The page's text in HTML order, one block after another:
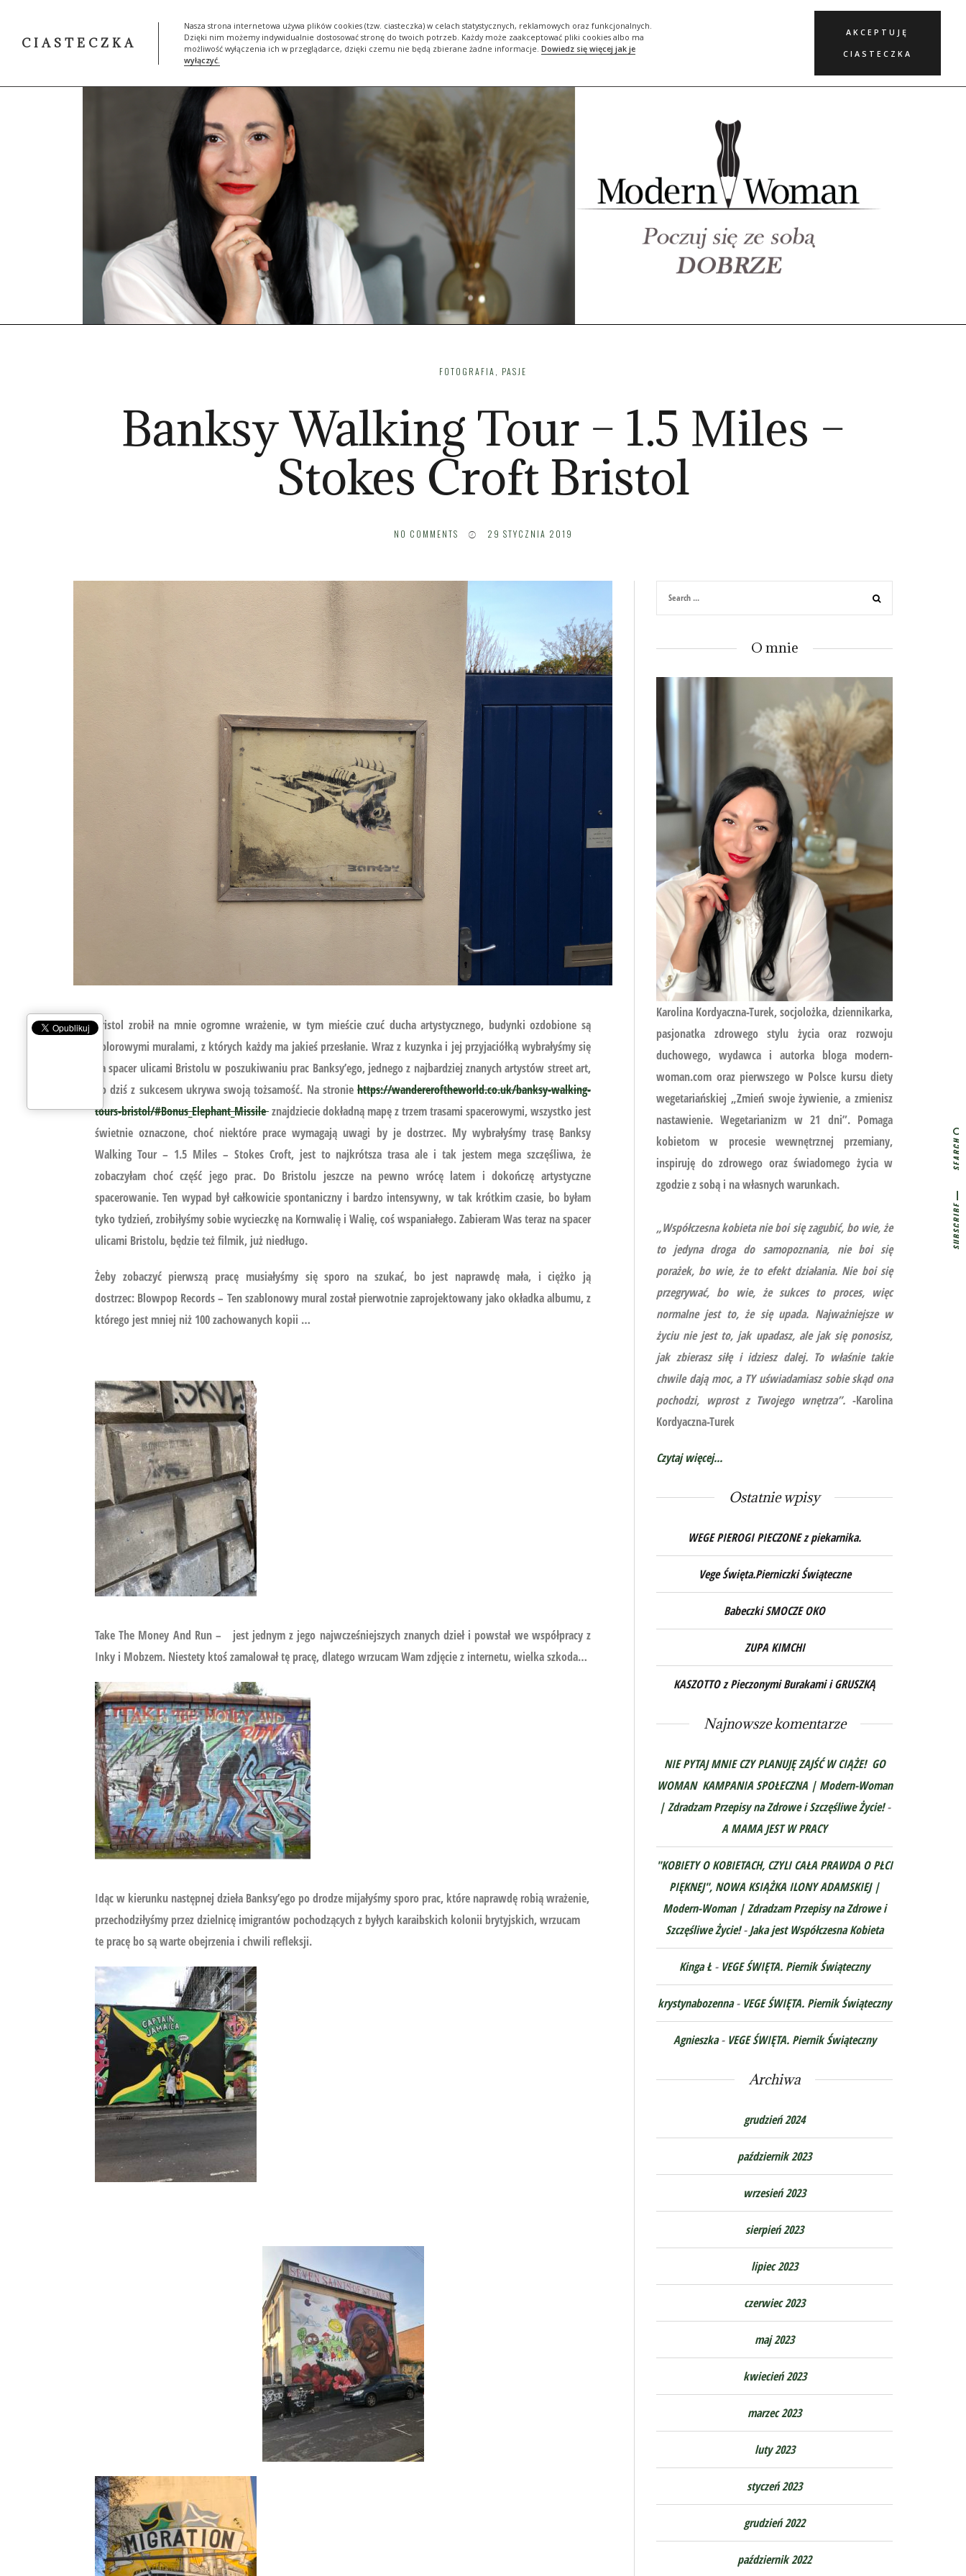
CIASTECZKA
Nasza strona internetowa używa plików cookies (tzw. ciasteczka) w celach statystycznych, reklamowych oraz funkcjonalnych.
Dzięki nim możemy indywidualnie dostosować stronę do twoich potrzeb. Każdy może zaakceptować pliki cookies albo ma
możliwość wyłączenia ich w przeglądarce, dzięki czemu nie będą zbierane żadne informacje. Dowiedz się więcej jak je
wyłączyć.
AKCEPTUJĘ
CIASTECZKA
FOTOGRAFIA , PASJE
Banksy Walking Tour – 1.5 Miles –
Stokes Croft Bristol
NO COMMENTS 29 STYCZNIA 2019
Bristol zrobił na mnie ogromne wrażenie, w tym mieście czuć ducha artystycznego, budynki ozdobione są
kolorowymi muralami, z których każdy ma jakieś przesłanie. Wraz z kuzynka i jej przyjaciółką wybrałyśmy się
na spacer ulicami Bristolu w poszukiwaniu prac Banksy’ego, jednego z najbardziej znanych artystów street art,
do dziś z sukcesem ukrywa swoją tożsamość. Na stronie https://wandereroftheworld.co.uk/banksy-walking-
tours-bristol/#Bonus_Elephant_Missileznajdziecie dokładną mapę z trzem trasami spacerowymi, wszystko jest
świetnie oznaczone, choć niektóre prace wymagają uwagi by je dostrzec. My wybrałyśmy trasę Banksy
Walking Tour – 1.5 Miles – Stokes Croft, jest to najkrótsza trasa ale i tak jestem mega szczęśliwa, że
zobaczyłam choć część jego prac. Do Bristolu jeszcze na pewno wrócę latem i dokończę artystyczne
spacerowanie. Ten wypad był całkowicie spontaniczny i bardzo intensywny, w tak krótkim czasie, bo byłam
tyko tydzień, zrobiłyśmy sobie wycieczkę na Kornwalię i Walię, coś wspaniałego. Zabieram Was teraz na spacer
ulicami Bristolu, będzie też filmik, już niedługo.
Żeby zobaczyć pierwszą pracę musiałyśmy się sporo na szukać, bo jest naprawdę mała, i ciężko ją
dostrzec: Blowpop Records – Ten szablonowy mural został pierwotnie zaprojektowany jako okładka albumu, z
którego jest mniej niż 100 zachowanych kopii …
Take The Money And Run – jest jednym z jego najwcześniejszych znanych dzieł i powstał we współpracy z
Inky i Mobzem. Niestety ktoś zamalował tę pracę, dlatego wrzucam Wam zdjęcie z internetu, wielka szkoda…
Idąc w kierunku następnej dzieła Banksy’ego po drodze mijałyśmy sporo prac, które naprawdę robią wrażenie,
przechodziłyśmy przez dzielnicę imigrantów pochodzących z byłych karaibskich kolonii brytyjskich, wrzucam
te pracę bo są warte obejrzenia i chwili refleksji.
O mnie
Karolina Kordyaczna-Turek, socjolożka, dziennikarka,
pasjonatka zdrowego stylu życia oraz rozwoju
duchowego, wydawca i autorka bloga modern-
woman.com oraz pierwszego w Polsce kursu diety
wegetariańskiej „Zmień swoje żywienie, a zmienisz
nastawienie. Wegetarianizm w 21 dni”.Pomaga
kobietom w procesie wewnętrznej przemiany,
inspiruję do zdrowego oraz świadomego życia w
zgodzie z sobą i na własnych warunkach.
„Współczesna kobieta nie boi się zagubić, bo wie, że
to jedyna droga do samopoznania, nie boi się
porażek, bo wie, że to efekt działania. Nie boi się
przegrywać, bo wie, że sukces to proces, więc
normalne jest to, że się upada. Najważniejsze w
życiu nie jest to, jak upadasz, ale jak się ponosisz,
jak zbierasz siłę i idziesz dalej. To właśnie takie
chwile dają moc, a TY uświadamiasz sobie skąd ona
pochodzi, wprost z Twojego wnętrza”. -Karolina
Kordyaczna-Turek
Czytaj więcej...
Ostatnie wpisy
WEGE PIEROGI PIECZONE z piekarnika.
Vege Święta.Pierniczki Świąteczne
Babeczki SMOCZE OKO
ZUPA KIMCHI
KASZOTTO z Pieczonymi Burakami i GRUSZKĄ
Najnowsze komentarze
NIE PYTAJ MNIE CZY PLANUJĘ ZAJŚĆ W CIĄŻE! GO
WOMAN KAMPANIA SPOŁECZNA | Modern-Woman
| Zdradzam Przepisy na Zdrowe i Szczęśliwe Życie!-
A MAMA JEST W PRACY
"KOBIETY O KOBIETACH, CZYLI CAŁA PRAWDA O PŁCI
PIĘKNEJ", NOWA KSIĄŻKA ILONY ADAMSKIEJ |
Modern-Woman | Zdradzam Przepisy na Zdrowe i
Szczęśliwe Życie!-Jaka jest Współczesna Kobieta
Kinga Ł - VEGE ŚWIĘTA. Piernik Świąteczny
krystynabozenna- VEGE ŚWIĘTA. Piernik Świąteczny
Agnieszka- VEGE ŚWIĘTA. Piernik Świąteczny
Archiwa
grudzień 2024
październik 2023
wrzesień 2023
sierpień 2023
lipiec 2023
czerwiec 2023
maj 2023
kwiecień 2023
marzec 2023
luty 2023
styczeń 2023
grudzień 2022
październik 2022
SEARCH
SUBSCRIBE